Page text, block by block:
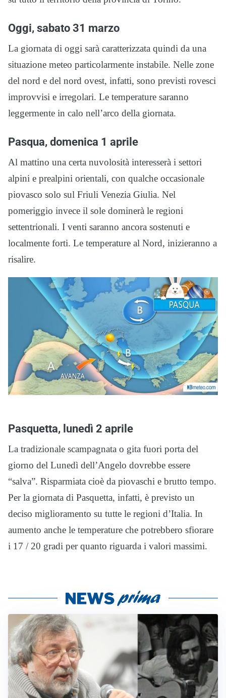
Oggi, sabato 31 marzo
La giornata di oggi sarà caratterizzata quindi da una
situazione meteo particolarmente instabile. Nelle zone
del nord e del nord ovest, infatti, sono previsti rovesci
improvvisi e irregolari. Le temperature saranno
leggermente in calo nell’arco della giornata.
Pasqua, domenica 1 aprile
Al mattino una certa nuvolosità interesserà i settori
alpini e prealpini orientali, con qualche occasionale
piovasco solo sul Friuli Venezia Giulia. Nel
pomeriggio invece il sole dominerà le regioni
settentrionali. I venti saranno ancora sostenuti e
localmente forti. Le temperature al Nord, inizieranno a
risalire.
Pasquetta, lunedì 2 aprile
La tradizionale scampagnata o gita fuori porta del
giorno del Lunedì dell’Angelo dovrebbe essere
“salva”. Risparmiata cioè da piovaschi e brutto tempo.
Per la giornata di Pasquetta, infatti, è previsto un
deciso miglioramento su tutte le regioni d’Italia. In
aumento anche le temperature che potrebbero sfiorare
i 17 / 20 gradi per quanto riguarda i valori massimi.